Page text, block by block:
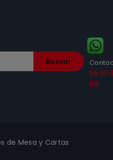
Buscar
55 10
68
de Mesa y Cartas